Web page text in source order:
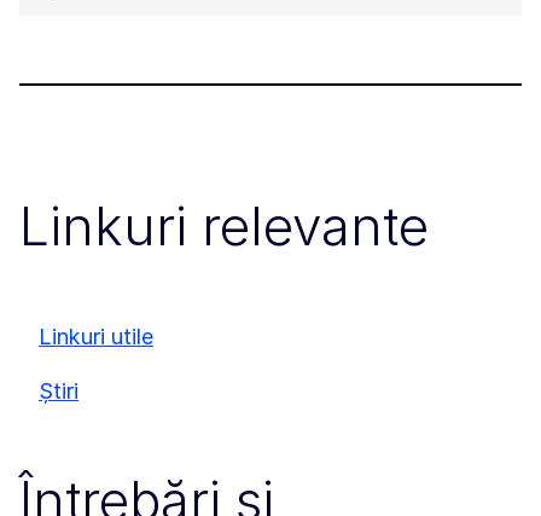
Linkuri relevante
Linkuri utile
Știri
Întrebări și